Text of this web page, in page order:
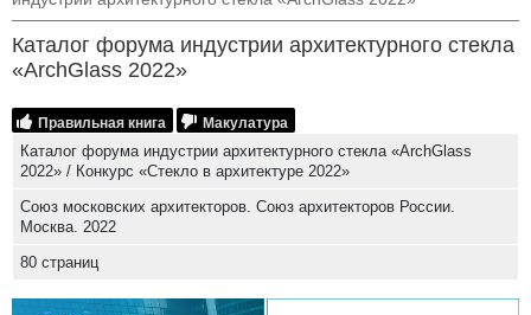
Каталог форума индустрии архитектурного стекла
«ArchGlass 2022»
Правильная книга Макулатура
Каталог форума индустрии архитектурного стекла «ArchGlass
2022» / Конкурс «Стекло в архитектуре 2022»
Союз московских архитекторов. Союз архитекторов России.
Москва. 2022
80 страниц